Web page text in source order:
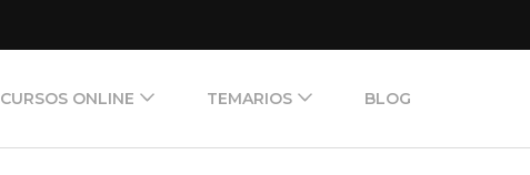
CURSOS ONLINE TEMARIOS BLOG